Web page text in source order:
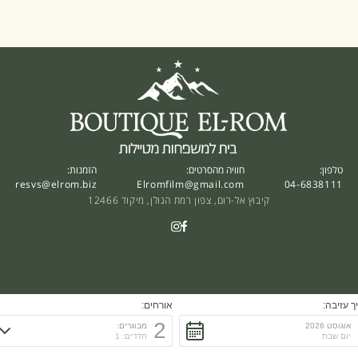
הזמנות:
resvs@elrom.biz
חוויה מהסרטים:
Elromfilm@gmail.com
טלפון:
04-6838111
קיבוץ אל-רום, צפון רמת הגולן, מיקוד 12466
עזיבה:
אוגוסט 2026
יום שבת
אורחים:
2
מבוגרים:
חדרים: 1